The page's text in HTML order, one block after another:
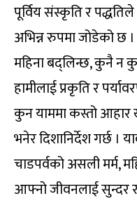
पूर्विय संस्कृति र
अभिन्न रुपमा जोडेको
महिना बद्लिन्छ, कुनै न
हामीलाई प्रकृति र
कुन याममा कस्तो आहार
भनेर दिशानिर्देश गर्छ ।
चाडपर्वको असली मर्म,
आफ्नो जीवनलाई सुन्दर